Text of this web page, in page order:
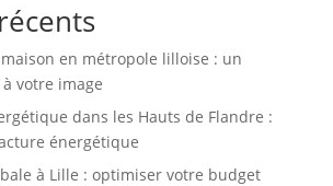
en métropole lilloise : un
votre image
dans les Hauts de Flandre :
énergétique
à Lille : optimiser votre budget